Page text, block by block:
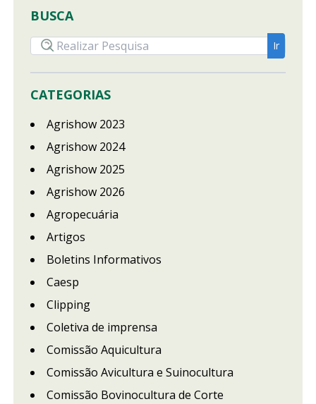
BUSCA
CATEGORIAS
Agrishow 2023
Agrishow 2024
Agrishow 2025
Agrishow 2026
Agropecuária
Artigos
Boletins Informativos
Caesp
Clipping
Coletiva de imprensa
Comissão Aquicultura
Comissão Avicultura e Suinocultura
Comissão Bovinocultura de Corte